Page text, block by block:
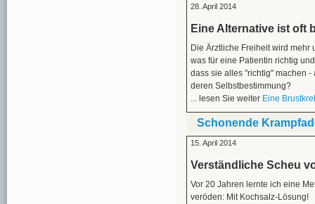
28. April 2014
Eine Alternative ist oft
Die Ärztliche Freiheit wird mehr
was für eine Patientin richtig
dass sie alles "richtig" machen
deren Selbstbestimmung?
... lesen Sie weiter Eine
Schonende
15. April 2014
Verständliche Scheu
Vor 20 Jahren lernte ich eine
veröden: Mit Kochsalz-Lösung!